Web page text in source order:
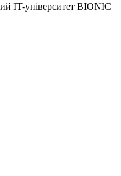
IT-університет BIONIC